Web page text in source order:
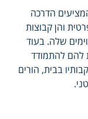
הדרכה
והן קבוצות
שלה. בעוד
להם להתמודד
בבית, הורים